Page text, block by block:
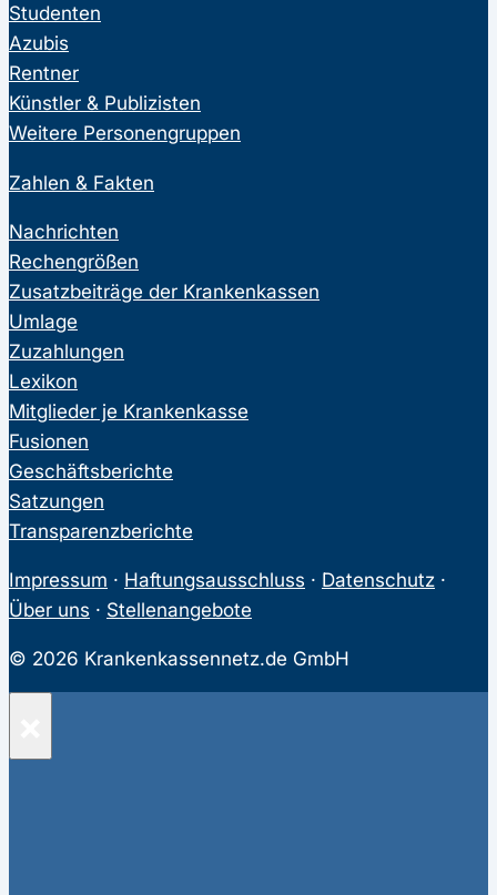
Studenten
Azubis
Rentner
Künstler & Publizisten
Weitere Personengruppen
Zahlen & Fakten
Nachrichten
Rechengrößen
Zusatzbeiträge der Krankenkassen
Umlage
Zuzahlungen
Lexikon
Mitglieder je Krankenkasse
Fusionen
Geschäftsberichte
Satzungen
Transparenzberichte
Impressum · Haftungsausschluss · Datenschutz ·
Über uns · Stellenangebote
© 2026 Krankenkassennetz.de GmbH